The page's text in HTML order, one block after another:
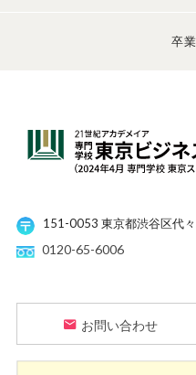
卒
151-0053 東京都渋谷区代
0120-65-6006
お問い合わせ